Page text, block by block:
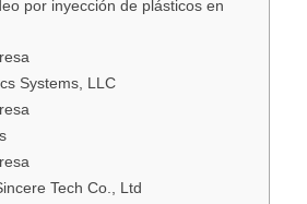
por inyección de plásticos en
Systems, LLC
Tech Co., Ltd